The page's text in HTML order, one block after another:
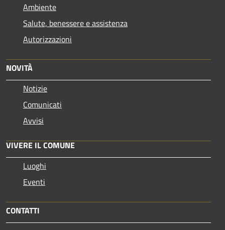
Ambiente
Salute, benessere e assistenza
Autorizzazioni
NOVITÀ
Notizie
Comunicati
Avvisi
VIVERE IL COMUNE
Luoghi
Eventi
CONTATTI